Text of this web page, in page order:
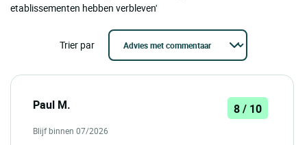
etablissementen hebben verbleven'
Trier par
Paul M. 8 / 10
Blijf binnen 07/2026